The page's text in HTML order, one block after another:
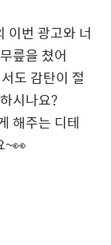
이번 광고와 너
릎을 쳤어
도 감탄이 절
시나요?
해주는 디테
~👀